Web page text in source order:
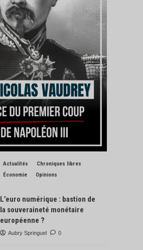
Actualités
Chroniques libres
Économie
Opinions
L’euro numérique : bastion de
la souveraineté monétaire
européenne ?
Aubry Springuel 0